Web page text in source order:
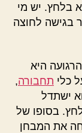
בלחץ. יש מי
בגישה לחוצה
היא
כלי תחבורה,
ישתדל
בסופו של
את המבחן